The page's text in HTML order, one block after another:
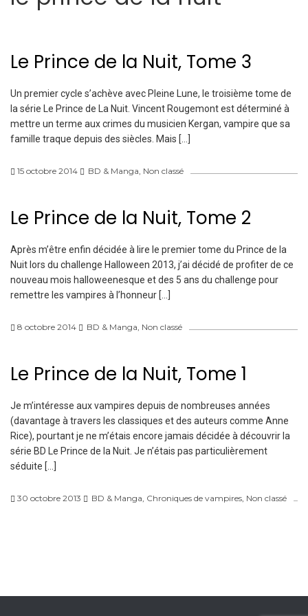
Le Prince de la Nuit, Tome 3
Un premier cycle s’achève avec Pleine Lune, le troisième tome de
la série Le Prince de La Nuit. Vincent Rougemont est déterminé à
mettre un terme aux crimes du musicien Kergan, vampire que sa
famille traque depuis des siècles. Mais […]
15 octobre 2014 BD & Manga Non classé
Le Prince de la Nuit, Tome 2
Après m’être enfin décidée à lire le premier tome du Prince de la
Nuit lors du challenge Halloween 2013, j’ai décidé de profiter de ce
nouveau mois halloweenesque et des 5 ans du challenge pour
remettre les vampires à l’honneur […]
8 octobre 2014 BD & Manga Non classé
Le Prince de la Nuit, Tome 1
Je m’intéresse aux vampires depuis de nombreuses années
(davantage à travers les classiques et des auteurs comme Anne
Rice), pourtant je ne m’étais encore jamais décidée à découvrir la
série BD Le Prince de la Nuit. Je n’étais pas particulièrement
séduite […]
30 octobre 2013 BD & Manga Chroniques de vampires Non classé